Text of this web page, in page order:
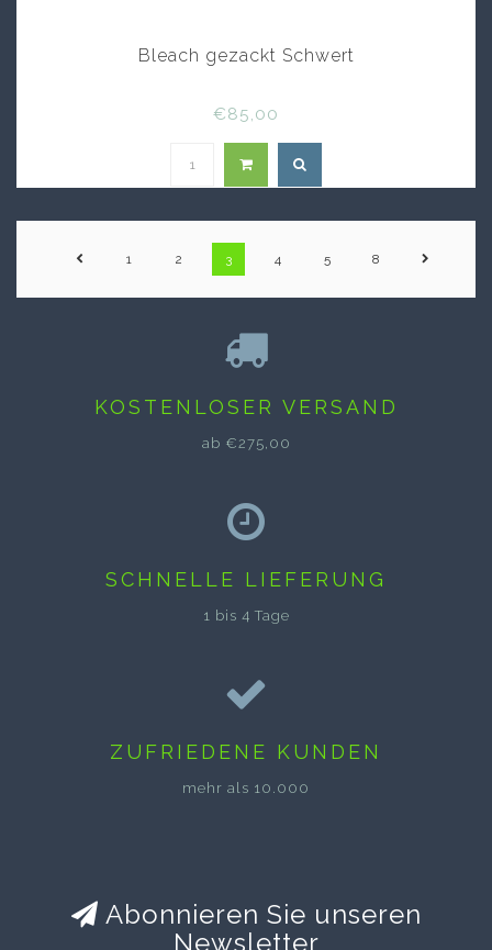
Bleach gezackt Schwert
€85,00
1 2 3 4 5 8
KOSTENLOSER VERSAND
ab €275,00
SCHNELLE LIEFERUNG
1 bis 4 Tage
ZUFRIEDENE KUNDEN
mehr als 10.000
Abonnieren Sie unseren
Newsletter